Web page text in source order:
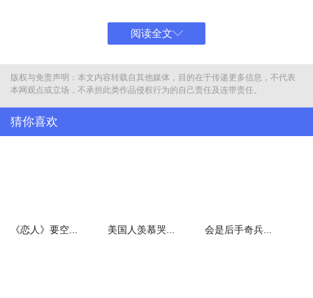
散发出浓厚的肌肉运动感。双腰线设计，能够将后轮拱的宽体造型进
阅读全文
版权与免责声明：本文内容转载自其他媒体，目的在于传递更多信息，不代表
本网观点或立场，不承担此类作品侵权行为的自己责任及连带责任。
猜你喜欢
《恋人》要空... 美国人羡慕哭... 会是后手奇兵...